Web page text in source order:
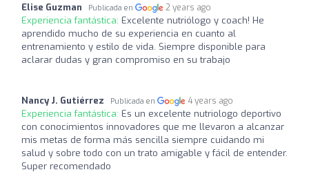
Elise Guzman Publicada en 2 years ago
Experiencia fantástica: Excelente nutriólogo y coach! He
aprendido mucho de su experiencia en cuanto al
entrenamiento y estilo de vida. Siempre disponible para
aclarar dudas y gran compromiso en su trabajo
Nancy J. Gutiérrez Publicada en 4 years ago
Experiencia fantástica: Es un excelente nutriologo deportivo
con conocimientos innovadores que me llevaron a alcanzar
mis metas de forma más sencilla siempre cuidando mi
salud y sobre todo con un trato amigable y fácil de entender.
Super recomendado